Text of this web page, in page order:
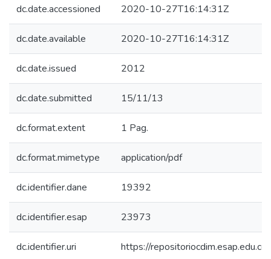
dc.date.accessioned 2020-10-27T16:14:31Z
dc.date.available 2020-10-27T16:14:31Z
dc.date.issued 2012
dc.date.submitted 15/11/13
dc.format.extent 1 Pag.
dc.format.mimetype application/pdf
dc.identifier.dane 19392
dc.identifier.esap 23973
dc.identifier.uri https://